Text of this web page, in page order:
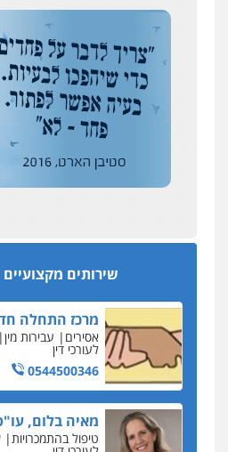
שירותים מקצועיים
ניר קידר – צלם
צילום עורכי דין
דין
0504578527
רונן הלל –
מחיקת כתבות מגוגל
שירותים
0522508109
מקצועיים לעורכי דין
מרכז התחלה
אסירים עבירות מין
לעורכי דין
0544500346
מאיה בלום,
טיפול בהתמכרויות
תושב סכנין חשוד ששלח
מקומי
אבי שקד מונה
כחבר ועדת איסור הלבנת הון
194 עורכי הדין החדשים
אחרי המלחמה: הוסמכו
הדין החדשים
עסקה חמה
כתב האישום נגד עו"ד עידן
לאקטים מיניים
כתב אישום: יו"ר ש"ס לשעבר
ההלוואות של משפחת הרינג
הפרקליטות: הרב נתנאל חייק
שמשו אנשי
החשוד ברצח עו"ד ארבל
ושתק בחקירתו